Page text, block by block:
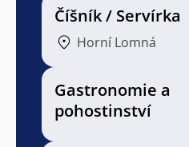
Číšník / Servírka
Horní Lomná
Gastronomie a
pohostinství